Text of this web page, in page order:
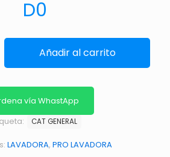
D0
Añadir al carrito
vía WhastApp
LAVADORA, PRO LAVADORA
CAT GENERAL